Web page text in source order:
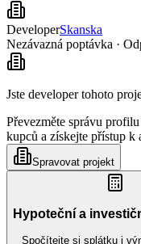
DeveloperSkanska
Nezávazná poptávka ·
Jste developer tohoto
Převezměte správu
kupců a získejte přístup k
Spravovat projekt
Hypoteční a
Spočítejte si splátku i